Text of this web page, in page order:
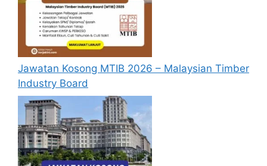
yang dipohon, gambar berukuran
passport serta salinan sijil-sijil berkaitan)
semasa membuat permohonan.
Pemohon yang telah mendaftar dan
memohon jawatan yang disenaraikan
tidak perlu lagi memohon semula
sekiranya tempoh permohonan masih
sah.
Sebelum membuat permohonan sila
pastikan andalogin/register
mengisi segala maklumat yang diminta
Jawatan Kosong MTIB 2026 – Malaysian Timber
Industry Board